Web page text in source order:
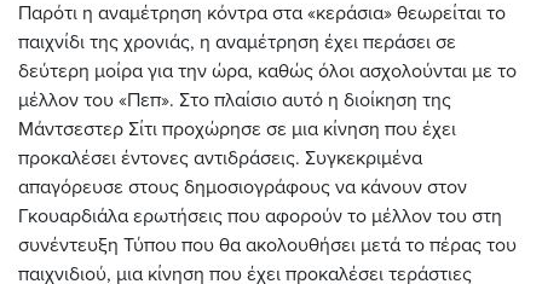
Παρότι η αναμέτρηση κόντρα στα «κεράσια» θεωρείται το
παιχνίδι της χρονιάς, η αναμέτρηση έχει περάσει σε
δεύτερη μοίρα για την ώρα, καθώς όλοι ασχολούνται με το
μέλλον του «Πεπ». Στο πλαίσιο αυτό η διοίκηση της
Μάντσεστερ Σίτι προχώρησε σε μια κίνηση που έχει
προκαλέσει έντονες αντιδράσεις. Συγκεκριμένα
απαγόρευσε στους δημοσιογράφους να κάνουν στον
Γκουαρδιάλα ερωτήσεις που αφορούν το μέλλον του στη
συνέντευξη Τύπου που θα ακολουθήσει μετά το πέρας του
παιχνιδιού, μια κίνηση που έχει προκαλέσει τεράστιες